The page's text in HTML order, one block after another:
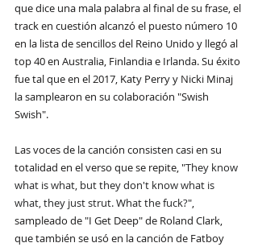
que dice una mala palabra al final de su frase, el
track en cuestión alcanzó el puesto número 10
en la lista de sencillos del Reino Unido y llegó al
top 40 en Australia, Finlandia e Irlanda. Su éxito
fue tal que en el 2017, Katy Perry y Nicki Minaj
la samplearon en su colaboración "Swish
Swish".
Las voces de la canción consisten casi en su
totalidad en el verso que se repite, "They know
what is what, but they don't know what is
what, they just strut. What the fuck?",
sampleado de "I Get Deep" de Roland Clark,
que también se usó en la canción de Fatboy